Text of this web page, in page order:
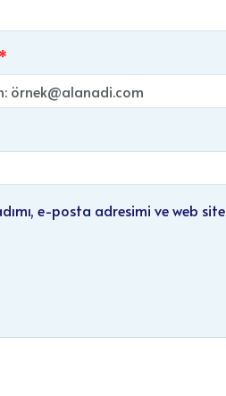
e-posta adresimi ve web site